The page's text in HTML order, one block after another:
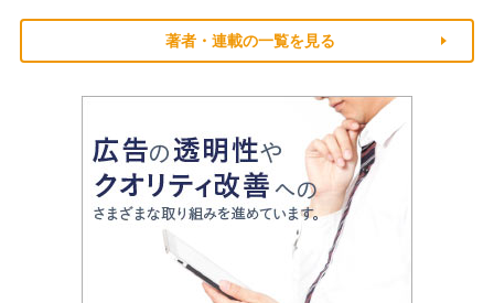
著者・連載の一覧を見る